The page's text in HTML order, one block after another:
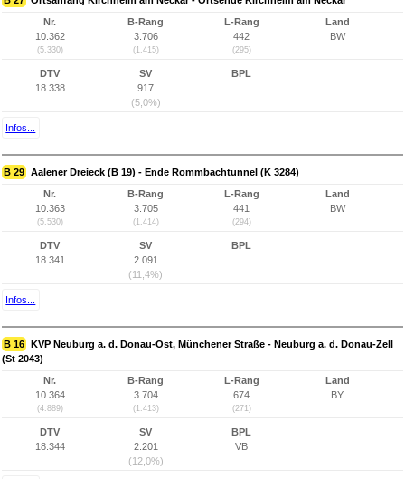
Nr.
10.362
(5.330)
B-Rang
3.706
(1.415)
L-Rang
442
(295)
Land
BW
DTV
18.338
SV
917
(5,0%)
BPL
Infos...
B 29 Aalener Dreieck (B 19) - Ende Rommbachtunnel (K 3284)
Nr.
10.363
(5.530)
B-Rang
3.705
(1.414)
L-Rang
441
(294)
Land
BW
DTV
18.341
SV
2.091
(11,4%)
BPL
Infos...
B 16 KVP Neuburg a. d. Donau-Ost, Münchener Straße - Neuburg a. d. Donau-Zell
(St 2043)
Nr.
10.364
(4.889)
B-Rang
3.704
(1.413)
L-Rang
674
(271)
Land
BY
DTV
18.344
SV
2.201
(12,0%)
BPL
VB